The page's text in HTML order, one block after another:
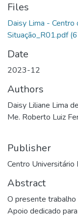
Files
Daisy Lima -
Situação_R01.pdf
Date
2023-12
Authors
Daisy Liliane Lima
Me. Roberto Luiz
Publisher
Centro Universitário
Abstract
O presente
Apoio dedicado